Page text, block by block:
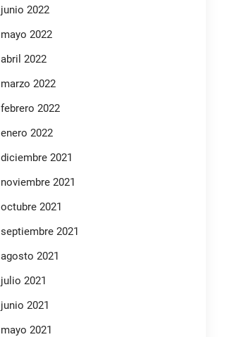
junio 2022
mayo 2022
abril 2022
marzo 2022
febrero 2022
enero 2022
diciembre 2021
noviembre 2021
octubre 2021
septiembre 2021
agosto 2021
julio 2021
junio 2021
mayo 2021